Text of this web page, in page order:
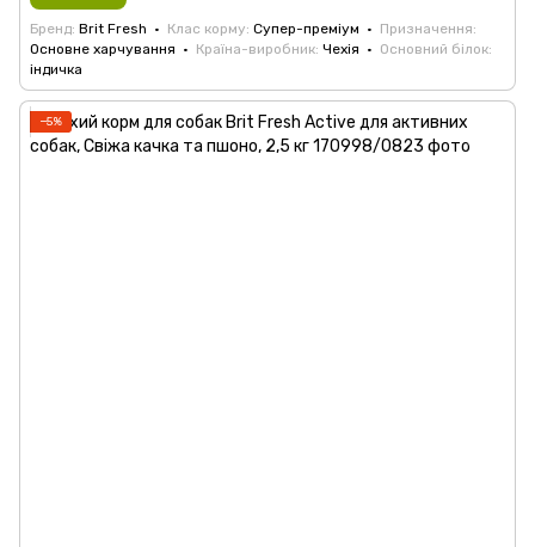
Бренд Brit Fresh Клас корму Супер-преміум
Призначення
Основне харчування
Країна-виробник Чехія
Основний білок
індичка
−5%